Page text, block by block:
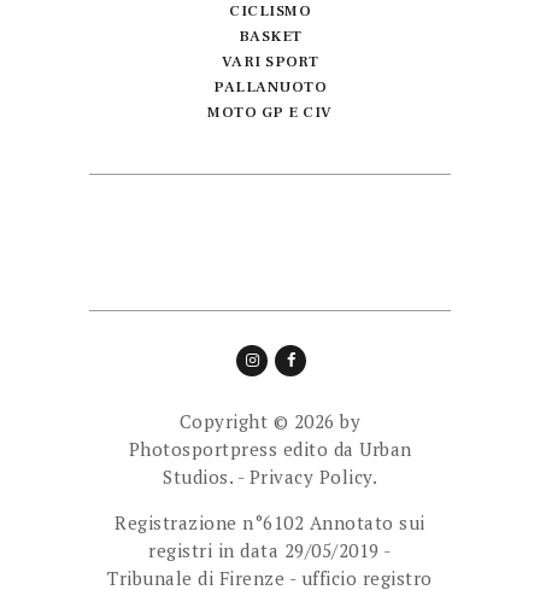
CICLISMO
BASKET
VARI SPORT
PALLANUOTO
MOTO GP E CIV
Copyright © 2026 by
Photosportpress edito da Urban
Studios. - Privacy Policy.
Registrazione n°6102 Annotato sui
registri in data 29/05/2019 -
Tribunale di Firenze - ufficio registro